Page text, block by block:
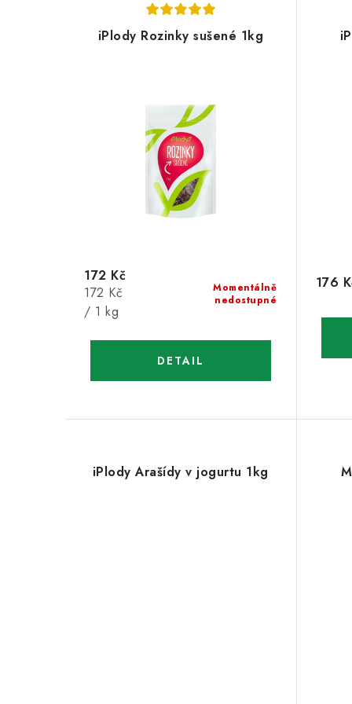
iPlody Rozinky sušené 1kg
Momentálně
nedostupné
172 Kč
Měrná
cena:
172 Kč
/ 1 kg
176
iPlody Arašídy v jogurtu 1kg